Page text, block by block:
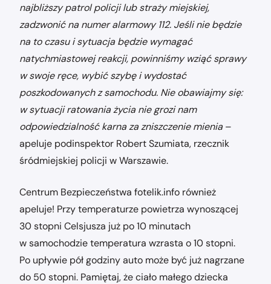
najbliższy patrol policji lub straży miejskiej,
zadzwonić na numer alarmowy 112. Jeśli nie będzie
na to czasu i sytuacja będzie wymagać
natychmiastowej reakcji, powinniśmy wziąć sprawy
w swoje ręce, wybić szybę i wydostać
poszkodowanych z samochodu. Nie obawiajmy się:
w sytuacji ratowania życia nie grozi nam
odpowiedzialność karna za zniszczenie mienia –
apeluje podinspektor Robert Szumiata, rzecznik
śródmiejskiej policji w Warszawie.
Centrum Bezpieczeństwa fotelik.info również
apeluje! Przy temperaturze powietrza wynoszącej
30 stopni Celsjusza już po 10 minutach
w samochodzie temperatura wzrasta o 10 stopni.
Po upływie pół godziny auto może być już nagrzane
do 50 stopni. Pamiętaj, że ciało małego dziecka